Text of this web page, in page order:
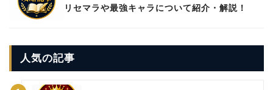
リセマラや最強キャラについて紹介・解説！
人気の記事